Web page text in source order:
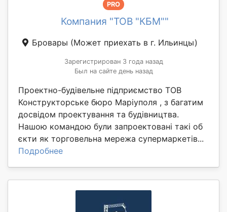
PRO
Компания "ТОВ "КБМ""
Бровары (Может приехать в г. Ильинцы)
Зарегистрирован 3 года назад
Был на сайте день назад
Проектно-будівельне підприємство ТОВ
Конструкторське бюро Маріуполя , з багатим
досвідом проектування та будівництва.
Нашою командою були запроектовані такі об
єкти як торговельна мережа супермаркетів...
Подробнее